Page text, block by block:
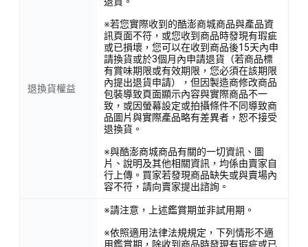
退換貨權益
※若您實際收到的酷澎商城商品與產品資
訊頁面不符，或您收到商品時發現有瑕疵
或已損壞，您可以在收到商品後15天內申
請換貨或於3個月內申請退貨（若商品標
有賞味期限或有效期限，您必須在該期限
內提出退貨申請），但因製造商修改商品
包裝導致頁面顯示內容與實際商品不一
致，或因螢幕設定或拍攝條件不同導致商
品圖片與實際產品略有差異者，恕不接受
退換貨。
※與酷澎商城商品有關的一切資訊、圖
片、說明及其他相關資訊，均係由賣家自
行上傳。買家若發現商品缺失或與賣場內
容不符，請向賣家提出諮詢。
※請注意，上述鑑賞期並非試用期。
※依照適用法律法規規定，下列情形不適
用鑑賞期，除收到商品時發現有瑕疵或已